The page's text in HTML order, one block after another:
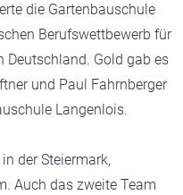
die Gartenbauschule
Berufswettbewerb für
Deutschland. Gold gab es
und Paul Fahrnberger
Langenlois.
der Steiermark,
Auch das zweite Team